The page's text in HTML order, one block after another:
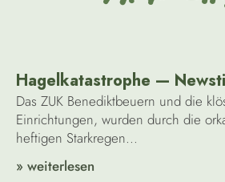
Hagelkatastrophe —
Das ZUK Benediktbeuern und die
Einrichtungen, wurden durch die
heftigen Starkregen...
» weiterlesen